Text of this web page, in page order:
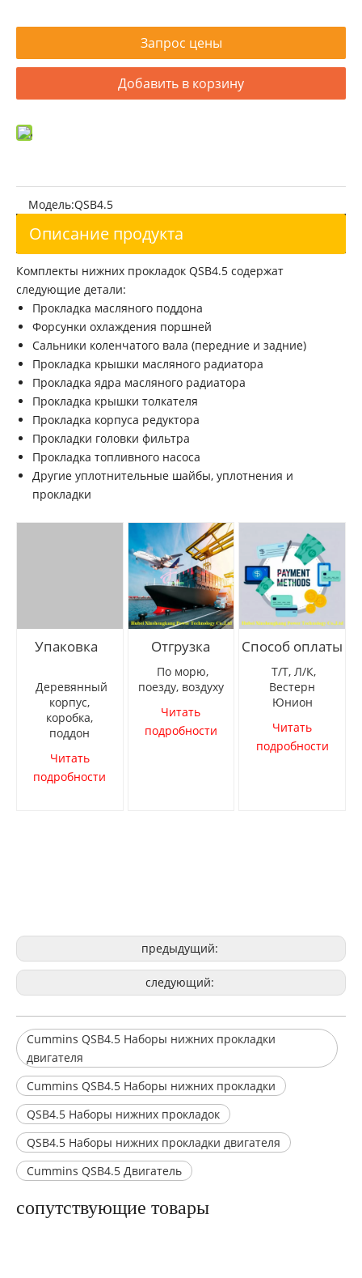
Шатун двигателя Cummins 6B5.9 Шатун двигателя Cummins 6B5.9
Комплекты верхних прокладок двигателя Cummins 6B5.9
Запрос цены
Добавить в корзину
Модель: QSB4.5
Описание продукта
Комплекты нижних прокладок QSB4.5 содержат
следующие детали:
Прокладка масляного поддона
Форсунки охлаждения поршней
Сальники коленчатого вала (передние и задние)
Прокладка крышки масляного радиатора
Прокладка ядра масляного радиатора
Прокладка крышки толкателя
Прокладка корпуса редуктора
Прокладки головки фильтра
Прокладка топливного насоса
Другие уплотнительные шайбы, уплотнения и
прокладки
Упаковка
Деревянный
корпус,
коробка,
поддон
Читать
подробности
Отгрузка
По морю,
поезду, воздуху
Читать
подробности
Способ оплаты
Т/Т, Л/К,
Вестерн
Юнион
Читать
подробности
предыдущий:
следующий:
Cummins QSB4.5 Наборы нижних прокладки
двигателя
Cummins QSB4.5 Наборы нижних прокладки
QSB4.5 Наборы нижних прокладок
QSB4.5 Наборы нижних прокладки двигателя
Cummins QSB4.5 Двигатель
сопутствующие товары